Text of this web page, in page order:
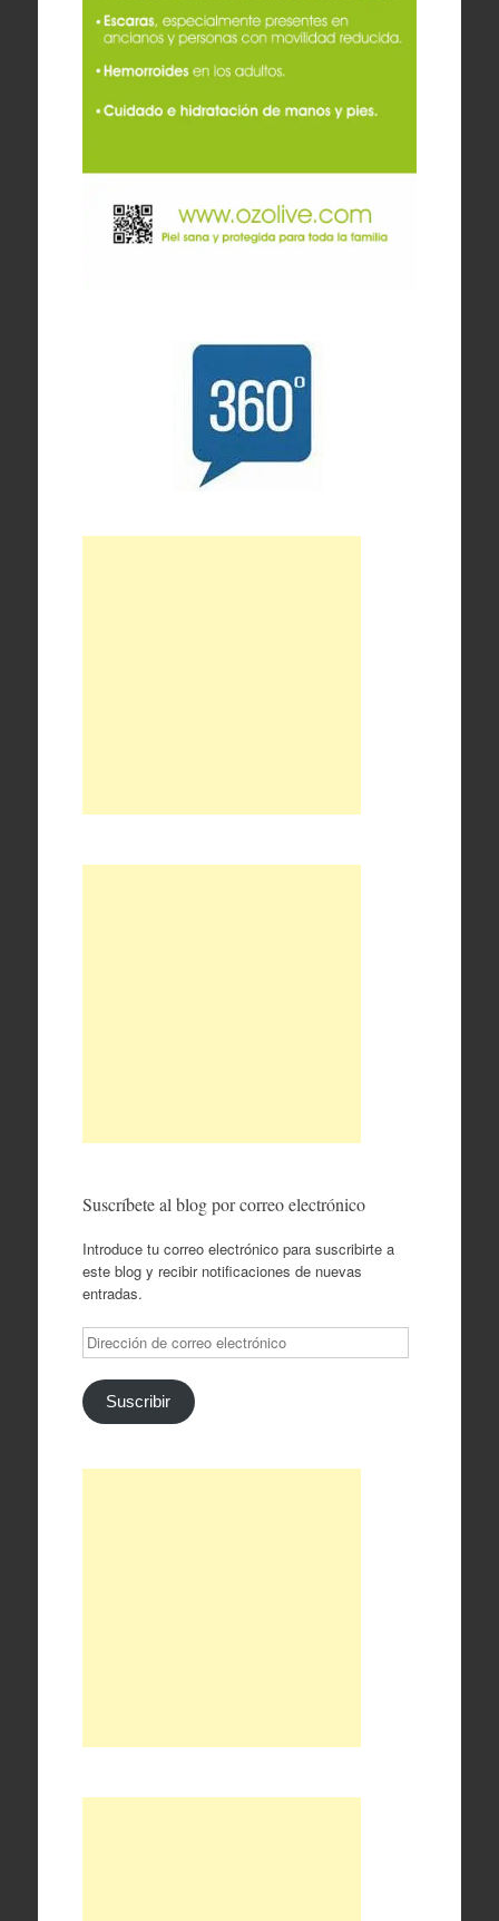
Suscríbete al blog por correo electrónico
Introduce tu correo electrónico para suscribirte a
este blog y recibir notificaciones de nuevas
entradas.
Dirección
de
correo
electrónico
Suscribir